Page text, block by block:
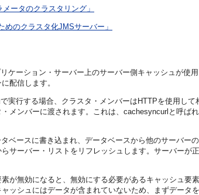
ータのクラスタリング」
のクラスタ化JMSサーバー」
ケーション・サーバー上のサーバー側キャッシュが
配信します。
実行する場合、クラスタ・メンバーはHTTPを使用し
メンバーに渡されます。これは、cachesyncurlと呼
ベースに書き込まれ、データベースから他のサーバ
サーバー・リストをリフレッシュします。サーバー
が無効になると、無効にする必要があるキャッシュ
ッシュにはデータが含まれていないため、まずデー